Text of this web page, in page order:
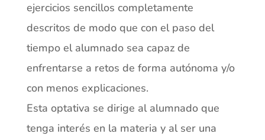
ejercicios sencillos completamente
descritos de modo que con el paso del
tiempo el alumnado sea capaz de
enfrentarse a retos de forma autónoma y/o
con menos explicaciones.
Esta optativa se dirige al alumnado que
tenga interés en la materia y al ser una